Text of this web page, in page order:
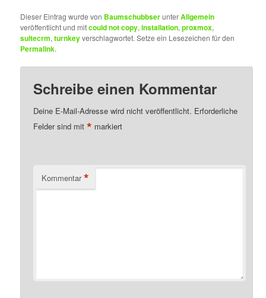
Dieser Eintrag wurde von BaumschubbserunterAllgemein
veröffentlicht und mitcould not copy,installation,proxmox,
suitecrm,turnkeyverschlagwortet. Setze ein Lesezeichen für den
Permalink.
Schreibe einen Kommentar
Deine E-Mail-Adresse wird nicht veröffentlicht. Erforderliche
Felder sind mit* markiert
Kommentar *